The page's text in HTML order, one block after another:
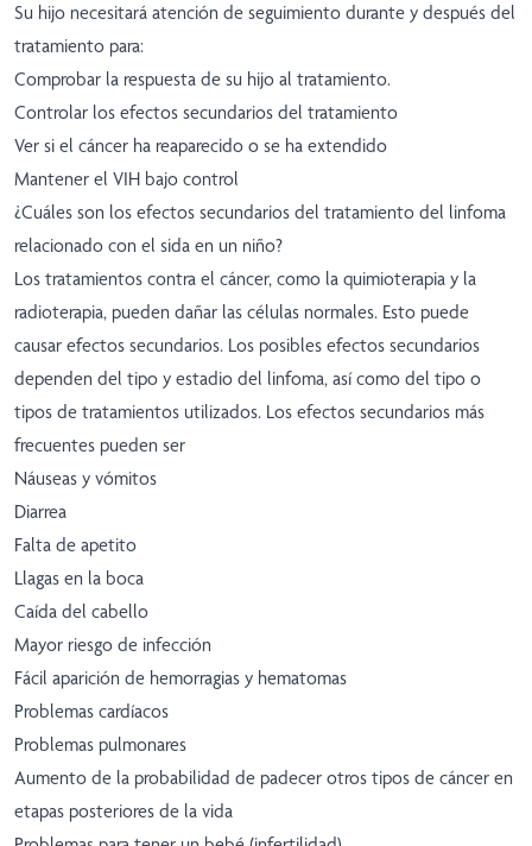
Su hijo necesitará atención de seguimiento durante y después del
tratamiento para:
Comprobar la respuesta de su hijo al tratamiento.
Controlar los efectos secundarios del tratamiento
Ver si el cáncer ha reaparecido o se ha extendido
Mantener el VIH bajo control
¿Cuáles son los efectos secundarios del tratamiento del linfoma
relacionado con el sida en un niño?
Los tratamientos contra el cáncer, como la quimioterapia y la
radioterapia, pueden dañar las células normales. Esto puede
causar efectos secundarios. Los posibles efectos secundarios
dependen del tipo y estadio del linfoma, así como del tipo o
tipos de tratamientos utilizados. Los efectos secundarios más
frecuentes pueden ser
Náuseas y vómitos
Diarrea
Falta de apetito
Llagas en la boca
Caída del cabello
Mayor riesgo de infección
Fácil aparición de hemorragias y hematomas
Problemas cardíacos
Problemas pulmonares
Aumento de la probabilidad de padecer otros tipos de cáncer en
etapas posteriores de la vida